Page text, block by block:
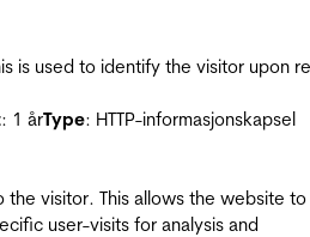
is used to identify the visitor upon
: 1 årType: HTTP-informasjonskapsel
the visitor. This allows the website to
user-visits for analysis and